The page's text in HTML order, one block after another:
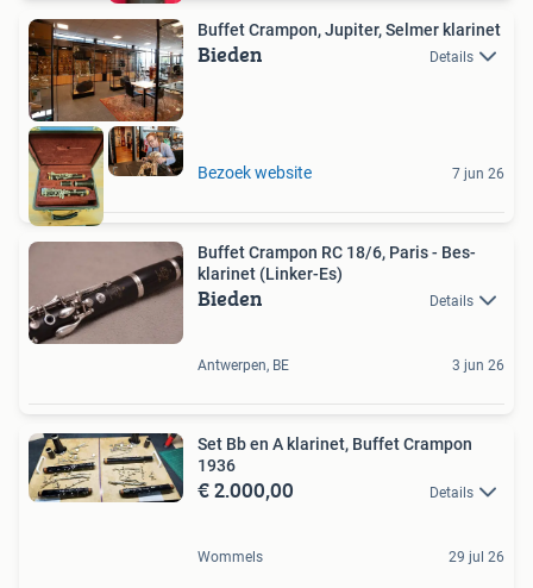
Buffet Crampon, Jupiter, Selmer klarinet
Bieden Details
Bezoek website 7 jun 26
Buffet Crampon RC 18/6, Paris - Bes-
klarinet (Linker-Es)
Bieden Details
Antwerpen, BE 3 jun 26
Set Bb en A klarinet, Buffet Crampon
1936
€ 2.000,00 Details
Wommels 29 jul 26